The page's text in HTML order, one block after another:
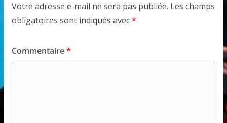
Votre adresse e-mail ne sera pas publiée. Les champs
obligatoires sont indiqués avec*
Commentaire*